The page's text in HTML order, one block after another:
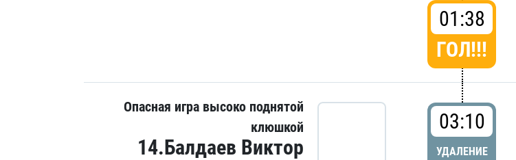
01:38
ГОЛ!!!
Опасная игра высоко поднятой
клюшкой
14.Балдаев Виктор
03:10
УДАЛЕНИЕ